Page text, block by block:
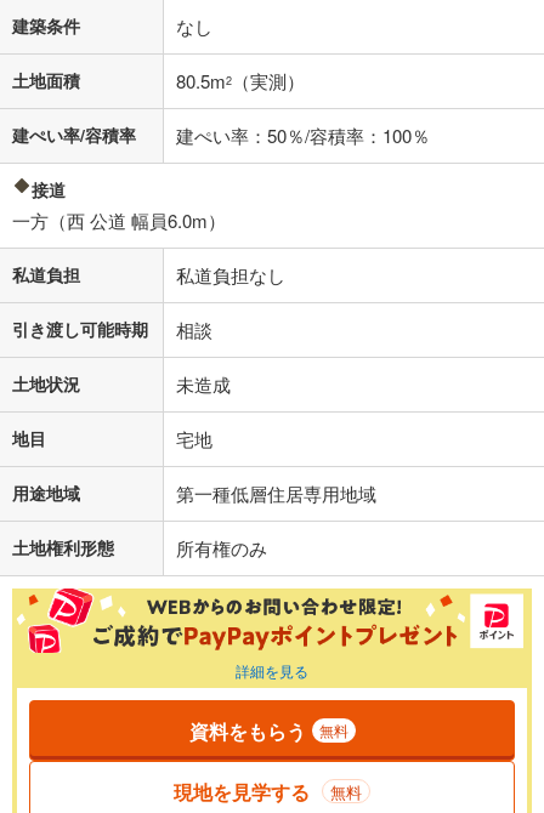
建築条件 なし
土地面積 80.5m2 （実測）
建ぺい率/容積率 建ぺい率：50％/容積率：100％
接道
一方（西 公道 幅員6.0m）
私道負担 私道負担なし
引き渡し可能時期 相談
土地状況 未造成
地目 宅地
用途地域 第一種低層住居専用地域
土地権利形態 所有権のみ
詳細を見る
資料をもらう 無料
現地を見学する 無料